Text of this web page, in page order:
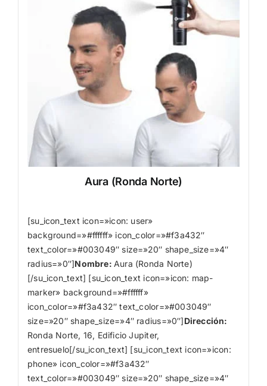
Aura (Ronda Norte)
[su_icon_text icon=»icon: user»
background=»#ffffff» icon_color=»#f3a432″
text_color=»#003049″ size=»20″ shape_size=»4″
radius=»0″]Nombre: Aura (Ronda Norte)
[/su_icon_text] [su_icon_text icon=»icon: map-
marker» background=»#ffffff»
icon_color=»#f3a432″ text_color=»#003049″
size=»20″ shape_size=»4″ radius=»0″]Dirección:
Ronda Norte, 16, Edificio Jupiter,
entresuelo[/su_icon_text] [su_icon_text icon=»icon:
phone» icon_color=»#f3a432″
text_color=»#003049″ size=»20″ shape_size=»4″